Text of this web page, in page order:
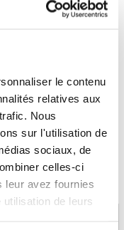
le contenu
relatives aux
Nous
sur l'utilisation de
sociaux, de
celles-ci
leur avez fournies
de leurs
2 mm.